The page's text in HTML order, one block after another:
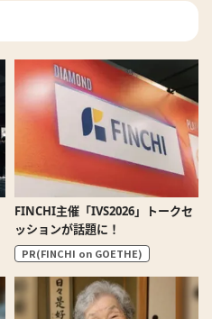
FINCHI主催「IVS2026」トークセ
ッションが話題に！
PR(FINCHI on GOETHE)